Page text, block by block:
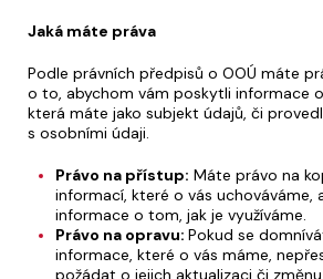
Jaká máte práva
Podle právních předpisů o OOÚ máte
o to, abychom vám poskytli informace
která máte jako subjekt údajů, či
s osobními údaji.
Právo na přístup: Máte právo na
informací, které o vás uchováváme,
informace o tom, jak je využíváme.
Právo na opravu: Pokud se
informace, které o vás máme,
požádat o jejich aktualizaci či změnu.